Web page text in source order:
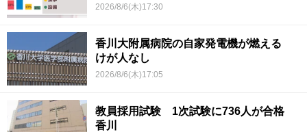
2026/8/6(木)17:30
香川大附属病院の自家発電機が燃える
けが人なし
2026/8/6(木)17:05
教員採用試験 1次試験に736人が合格
香川